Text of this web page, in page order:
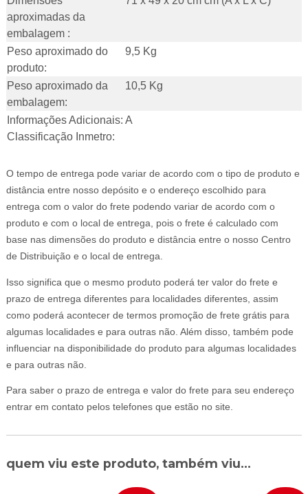
aproximadas da
embalagem :
Peso aproximado do
produto:
9,5 Kg
Peso aproximado da
embalagem:
10,5 Kg
Informações Adicionais:
Classificação Inmetro:
A
O tempo de entrega pode variar de acordo com o tipo de produto e
distância entre nosso depósito e o endereço escolhido para
entrega com o valor do frete podendo variar de acordo com o
produto e com o local de entrega, pois o frete é calculado com
base nas dimensões do produto e distância entre o nosso Centro
de Distribuição e o local de entrega.
Isso significa que o mesmo produto poderá ter valor do frete e
prazo de entrega diferentes para localidades diferentes, assim
como poderá acontecer de termos promoção de frete grátis para
algumas localidades e para outras não. Além disso, também pode
influenciar na disponibilidade do produto para algumas localidades
e para outras não.
Para saber o prazo de entrega e valor do frete para seu endereço
entrar em contato pelos telefones que estão no site.
quem viu este produto, também viu...